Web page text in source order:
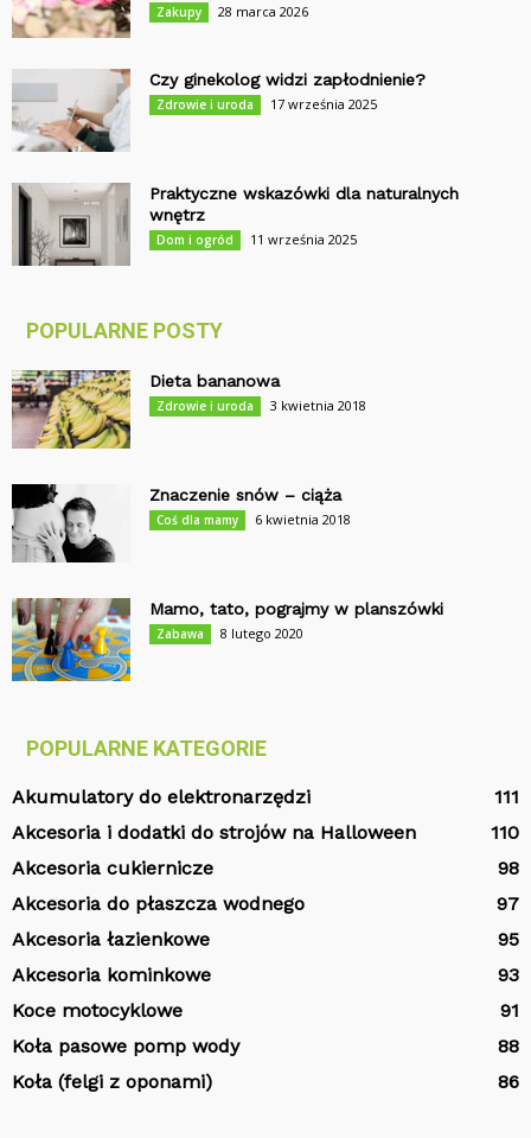
Zakupy 28 marca 2026
Czy ginekolog widzi zapłodnienie?
Zdrowie i uroda 17 września 2025
Praktyczne wskazówki dla naturalnych
wnętrz
Dom i ogród 11 września 2025
POPULARNE POSTY
Dieta bananowa
Zdrowie i uroda 3 kwietnia 2018
Znaczenie snów – ciąża
Coś dla mamy 6 kwietnia 2018
Mamo, tato, pograjmy w planszówki
Zabawa 8 lutego 2020
POPULARNE KATEGORIE
Akumulatory do elektronarzędzi
111
Akcesoria i dodatki do strojów na Halloween
110
Akcesoria cukiernicze
98
Akcesoria do płaszcza wodnego
97
Akcesoria łazienkowe
95
Akcesoria kominkowe
93
Koce motocyklowe
91
Koła pasowe pomp wody
88
Koła (felgi z oponami)
86